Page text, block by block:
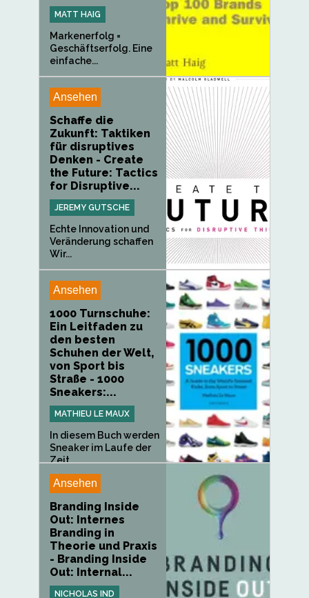
MATT HAIG
Markenerfolg =
Geschäftserfolg. Eine
einfache...
Ansehen
Schaffe die
Zukunft: Taktiken
für disruptives
Denken - Create
the Future: Tactics
for Disruptive...
JEREMY GUTSCHE
Echte Innovation und
Veränderung schaffen
Wir...
Ansehen
1000 Turnschuhe:
Ein Leitfaden zu
den besten
Schuhen der Welt,
von Sport bis
Straße - 1000
Sneakers:...
MATHIEU LE MAUX
In diesem Buch werden
Sneaker im Laufe der
Zeit...
Ansehen
Branding Inside
Out: Internes
Branding in
Theorie und Praxis
- Branding Inside
Out: Internal...
NICHOLAS IND